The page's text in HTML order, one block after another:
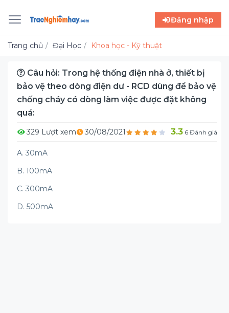
Đăng nhập
Trang chủ Đại Học Khoa học - Kỹ thuật
Câu hỏi: Trong hệ thống điện nhà ở, thiết bị
bảo vệ theo dòng điện dư - RCD dùng để bảo vệ
chống cháy có dòng làm việc được đặt không
quá:
329 Lượt xem 30/08/2021 3.36 Đánh giá
A. 30mA
B. 100mA
C. 300mA
D. 500mA